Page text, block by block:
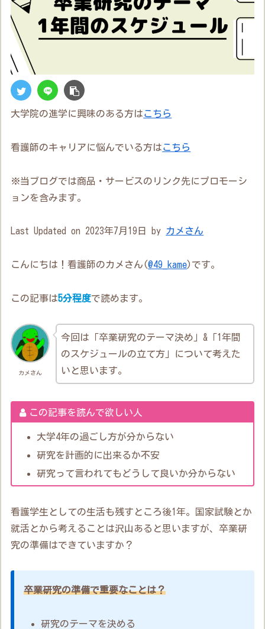
大学院の進学に興味のある方はこちら
看護師のキャリアに悩んでいる方はこちら
※当ブログでは商品・サービスのリンク先にプロモーシ
ョンを含みます。
Last Updated on 2023年7月19日 by カメさん
こんにちは！看護師のカメさん(@49_kame)です。
この記事は5分程度で読めます。
カメさん
今回は「卒業研究のテーマ決め」&「1年間
のスケジュールの立て方」について考えた
いと思います。
この記事を読んで欲しい人
大学4年の過ごし方が分からない
研究を計画的に出来るか不安
研究って言われてもどうして良いか分からない
看護学生としての生活も残すところ後1年。国家試験とか
就活とから考えることは沢山あると思いますが、卒業研
究の準備はできていますか？
卒業研究の準備で重要なことは？
研究のテーマを決める